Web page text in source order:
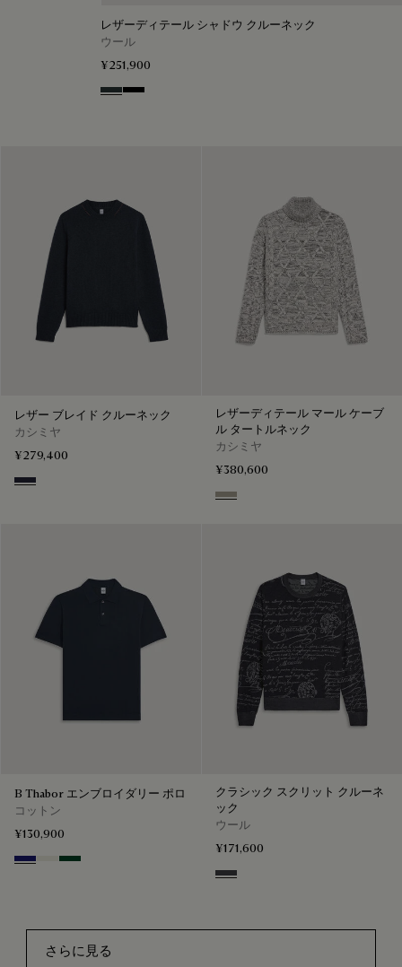
レザーディテール シャドウ クルーネック
ウール
¥251,900
Midnight Grey
Noir
レザー ブレイド クルーネック
カシミヤ
¥279,400
Cold Night Blue
レザーディテール マール ケーブ
ル タートルネック
カシミヤ
¥380,600
Ecru & Noir
B Thabor エンブロイダリー ポロ
コットン
¥130,900
Noctural Blue
Off White
Green Smoke
クラシック スクリット クルーネ
ック
ウール
¥171,600
Navy & Grey Scritto
さらに見る